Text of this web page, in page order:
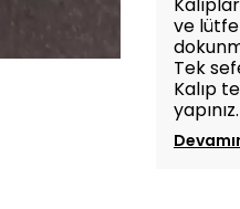
ve
Tek
Kalıp